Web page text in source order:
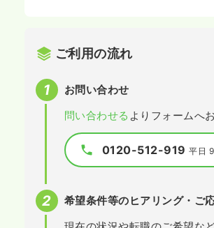
ご利用の流れ
お問い合わせ
問い合わせる よりフォームへ
0120-512-919平日
希望条件等のヒアリング・ご